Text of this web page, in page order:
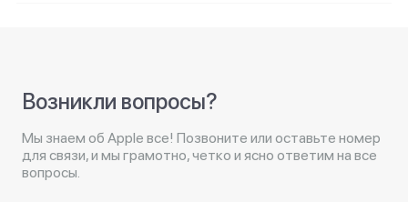
Возникли вопросы?
Мы знаем об Apple все! Позвоните или оставьте номер
для связи, и мы грамотно, четко и ясно ответим на все
вопросы.